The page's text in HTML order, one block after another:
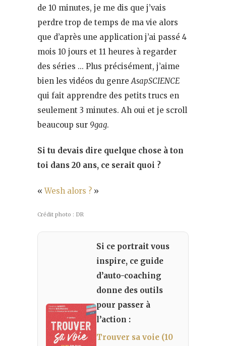
de 10 minutes, je me dis que j’vais
perdre trop de temps de ma vie alors
que d’après une application j’ai passé 4
mois 10 jours et 11 heures à regarder
des séries … Plus précisément, j’aime
bien les vidéos du genre AsapSCIENCE
qui fait apprendre des petits trucs en
seulement 3 minutes. Ah oui et je scroll
beaucoup sur 9gag.
Si tu devais dire quelque chose à ton
toi dans 20 ans, ce serait quoi ?
«Wesh alors ? »
Crédit photo : DR
Si ce portrait vous
inspire, ce guide
d’auto-coaching
donne des outils
pour passer à
l’action :
Trouver sa voie (10